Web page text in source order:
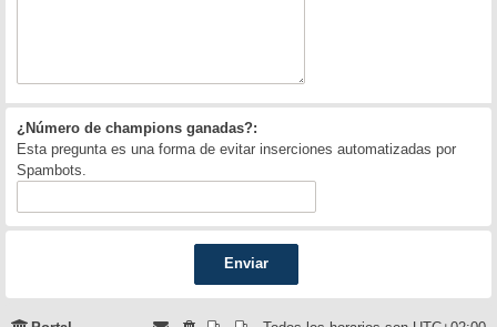
¿Número de champions ganadas?:
Esta pregunta es una forma de evitar inserciones automatizadas por
Spambots.